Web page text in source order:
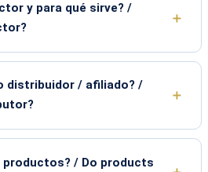
y para qué sirve? /
distribuidor / afiliado? /
/ Do products